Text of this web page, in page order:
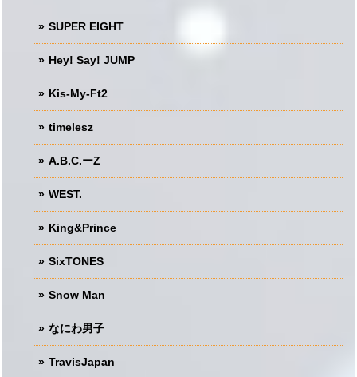
SUPER EIGHT
Hey! Say! JUMP
Kis-My-Ft2
timelesz
A.B.C.ーZ
WEST.
King&Prince
SixTONES
Snow Man
なにわ男子
TravisJapan